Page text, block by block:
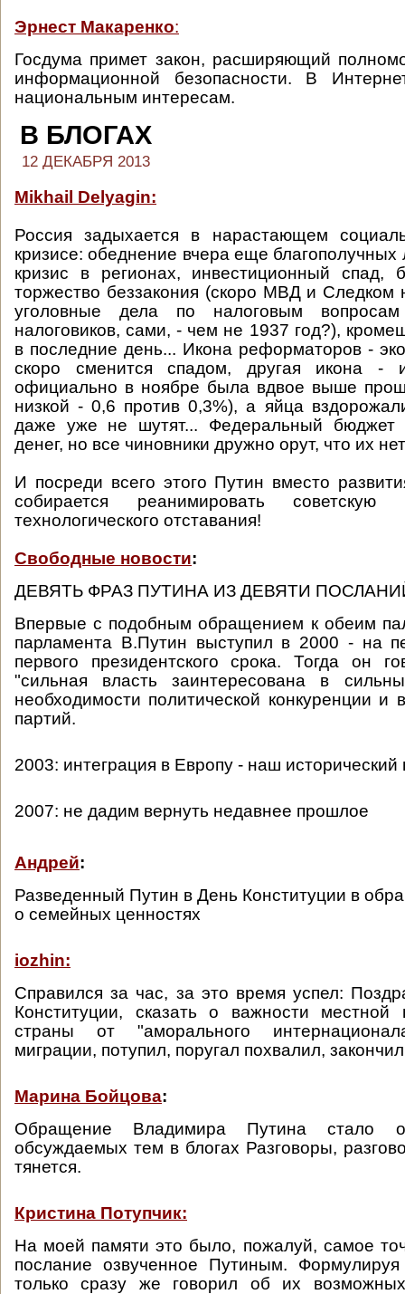
Эрнест Макаренко:
Госдума примет закон, расширяющий
информационной безопасности. В
национальным интересам.
В БЛОГАХ
12 ДЕКАБРЯ 2013
Mikhail Delyagin:
Россия задыхается в нарастающем
кризисе: обеднение вчера еще
кризис в регионах, инвестиционный спад,
торжество беззакония (скоро МВД и Следком
уголовные дела по налоговым
налоговиков, сами, - чем не 1937 год?),
в последние день... Икона реформаторов -
скоро сменится спадом, другая икона -
официально в ноябре была вдвое выше
низкой - 0,6 против 0,3%), а яйца
даже уже не шутят... Федеральный бюджет
денег, но все чиновники дружно орут, что их
И посреди всего этого Путин вместо
собирается реанимировать советскую
технологического отставания!
Свободные новости:
ДЕВЯТЬ ФРАЗ ПУТИНА ИЗ ДЕВЯТИ
Впервые с подобным обращением к обеим
парламента В.Путин выступил в 2000 - на
первого президентского срока. Тогда он
"сильная власть заинтересована в
необходимости политической конкуренции и
партий.
2003: интеграция в Европу - наш
2007: не дадим вернуть недавнее прошлое
Андрей:
Разведенный Путин в День Конституции в
о семейных ценностях
iozhin:
Справился за час, за это время успел:
Конституции, сказать о важности
страны от "аморального
миграции, потупил, поругал похвалил,
Марина Бойцова:
Обращение Владимира Путина стало
обсуждаемых тем в блогах Разговоры,
тянется.
Кристина Потупчик:
На моей памяти это было, пожалуй, самое
послание озвученное Путиным.
только сразу же говорил об их